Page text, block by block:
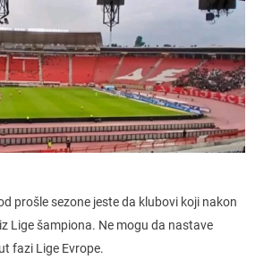
prošle sezone jeste da klubovi koji nakon
Lige šampiona. Ne mogu da nastave
fazi Lige Evrope.